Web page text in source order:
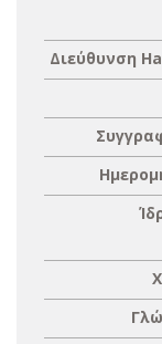
Διεύθυνση